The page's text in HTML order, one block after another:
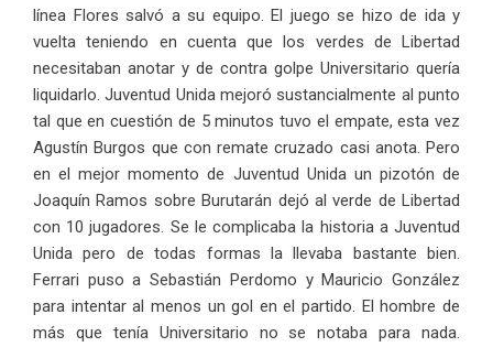
línea Flores salvó a su equipo. El juego se hizo de ida y
vuelta teniendo en cuenta que los verdes de Libertad
necesitaban anotar y de contra golpe Universitario quería
liquidarlo. Juventud Unida mejoró sustancialmente al punto
tal que en cuestión de 5 minutos tuvo el empate, esta vez
Agustín Burgos que con remate cruzado casi anota. Pero
en el mejor momento de Juventud Unida un pizotón de
Joaquín Ramos sobre Burutarán dejó al verde de Libertad
con 10 jugadores. Se le complicaba la historia a Juventud
Unida pero de todas formas la llevaba bastante bien.
Ferrari puso a Sebastián Perdomo y Mauricio González
para intentar al menos un gol en el partido. El hombre de
más que tenía Universitario no se notaba para nada.